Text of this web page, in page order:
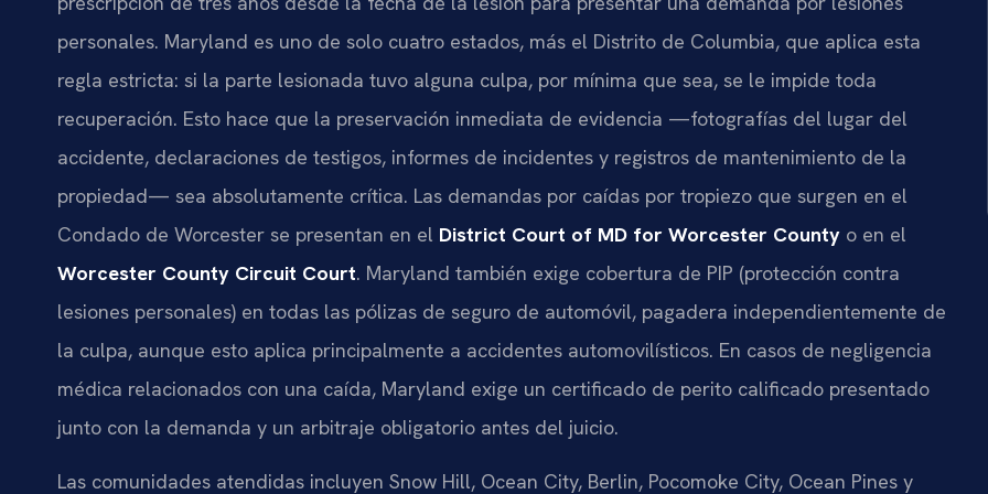
personales. Maryland es uno de solo cuatro estados, más el Distrito de Columbia, que aplica esta
regla estricta: si la parte lesionada tuvo alguna culpa, por mínima que sea, se le impide toda
recuperación. Esto hace que la preservación inmediata de evidencia —fotografías del lugar del
accidente, declaraciones de testigos, informes de incidentes y registros de mantenimiento de la
propiedad— sea absolutamente crítica. Las demandas por caídas por tropiezo que surgen en el
Condado de Worcester se presentan en el District Court of MD for Worcester County o en el
Worcester County Circuit Court. Maryland también exige cobertura de PIP (protección contra
lesiones personales) en todas las pólizas de seguro de automóvil, pagadera independientemente de
la culpa, aunque esto aplica principalmente a accidentes automovilísticos. En casos de negligencia
médica relacionados con una caída, Maryland exige un certificado de perito calificado presentado
junto con la demanda y un arbitraje obligatorio antes del juicio.
Las comunidades atendidas incluyen Snow Hill, Ocean City, Berlin, Pocomoke City, Ocean Pines y